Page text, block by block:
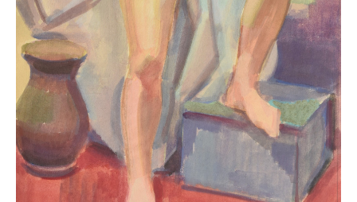
Der Maler Richard Sprick (1901-1976)
Suche
Über Uns
Kontakt
Publikationsliste
Über Uns